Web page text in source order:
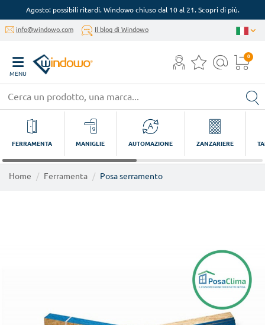
Agosto: possibili ritardi. Windowo chiuso dal 10 al 21. Scopri di più.
info@windowo.com Il blog di Windowo
MENU
0
FERRAMENTA MANIGLIE AUTOMAZIONE ZANZARIERE
Home Ferramenta Posa serramento